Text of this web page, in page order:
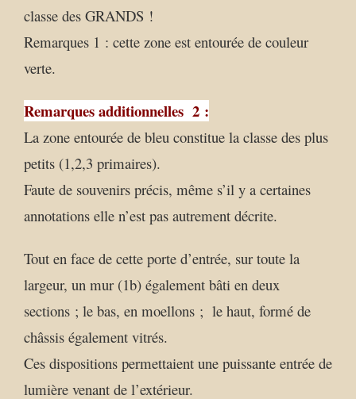
classe des GRANDS !
Remarques 1 : cette zone est entourée de couleur
verte.
Remarques additionnelles 2 :
La zone entourée de bleu constitue la classe des plus
petits (1,2,3 primaires).
Faute de souvenirs précis, même s’il y a certaines
annotations elle n’est pas autrement décrite.
Tout en face de cette porte d’entrée, sur toute la
largeur, un mur (1b) également bâti en deux
sections ; le bas, en moellons ; le haut, formé de
châssis également vitrés.
Ces dispositions permettaient une puissante entrée de
lumière venant de l’extérieur.